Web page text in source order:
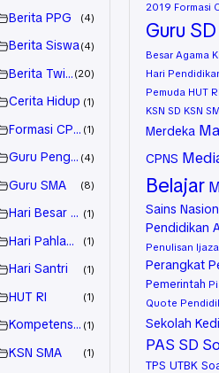
Berita PPG 4
Berita Siswa 4
Berita Twibbon
20
Cerita Hidup 1
Formasi CPNS 2019
1
Guru Penggerak
4
Guru SMA 8
Hari Besar Agama Kristen
1
Hari Pahlawan1
Hari Santri 1
HUT RI 1
Kompetensi Guru
1
KSN SMA 1
2019 Formasi
Guru SD
Besar Agama
Hari
Pemuda HUT RI
KSN SD KSN
Merdeka
CPNS
Belajar
Sains
Pendidikan
Penulisan
Perangkat
Pemerintah
Quote
Sekolah
PAS SD
TPS UTBK